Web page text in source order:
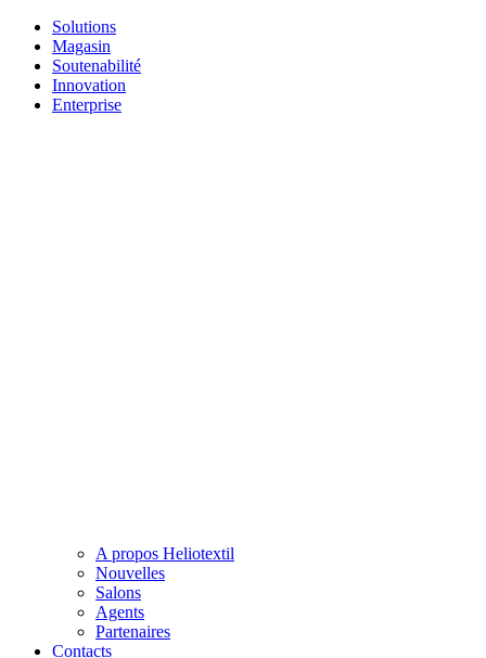
Solutions
Magasin
Soutenabilité
Innovation
Enterprise
A propos Heliotextil
Nouvelles
Salons
Agents
Partenaires
Contacts